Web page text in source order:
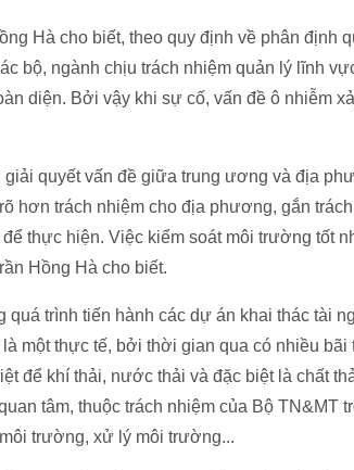
Hà cho biết, theo quy định về phân định
bộ, ngành chịu trách nhiệm quản lý lĩnh
diện. Bởi vậy khi sự cố, vấn đề ô nhiễm
giải quyết vấn đề giữa trung ương và địa
hơn trách nhiệm cho địa phương, gắn
thực hiện. Việc kiểm soát môi trường tốt
Hồng Hà cho biết.
trình tiến hành các dự án khai thác tài
một thực tế, bởi thời gian qua có nhiều bãi
để khí thải, nước thải và đặc biệt là chất
tâm, thuộc trách nhiệm của Bộ TN&MT
trường, xử lý môi trường...